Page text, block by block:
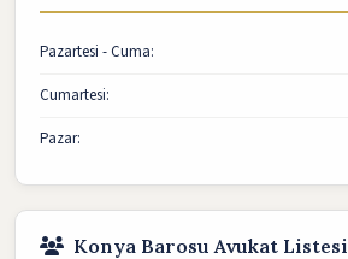
Pazartesi - Cuma:
Cumartesi:
Pazar:
Konya Barosu Avukat Listesi